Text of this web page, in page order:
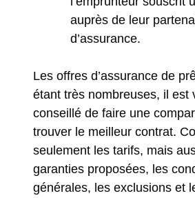
auprès de leur
d’assurance.
Les offres d’assurance de
étant très nombreuses, il est
conseillé de faire une
trouver le meilleur contrat.
seulement les tarifs, mais
garanties proposées, les
générales, les exclusions et